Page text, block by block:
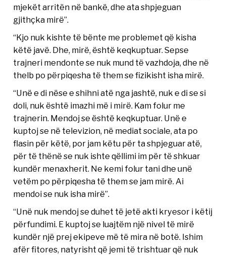
mjekët arritën në bankë, dhe ata shpjeguan
gjithçka mirë”.
“Kjo nuk kishte të bënte me problemet që kisha
këtë javë. Dhe, mirë, është keqkuptuar. Sepse
trajneri mendonte se nuk mund të vazhdoja, dhe në
thelb po përpiqesha të them se fizikisht isha mirë.
“Unë e di nëse e shihni atë nga jashtë, nuk e di se si
doli, nuk është imazhi më i mirë. Kam folur me
trajnerin. Mendoj se është keqkuptuar. Unë e
kuptoj se në televizion, në mediat sociale, ata po
flasin për këtë, por jam këtu për ta shpjeguar atë,
për të thënë se nuk ishte qëllimi im për të shkuar
kundër menaxherit. Ne kemi folur tani dhe unë
vetëm po përpiqesha të them se jam mirë. Ai
mendoi se nuk isha mirë”.
“Unë nuk mendoj se duhet të jetë akti kryesor i këtij
përfundimi. E kuptoj se luajtëm një nivel të mirë
kundër një prej ekipeve më të mira në botë. Ishim
afër fitores, natyrisht që jemi të trishtuar që nuk